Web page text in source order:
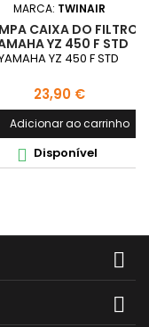
MARCA: TWINAIR
CAIXA DO FILTRO
YZ 450 F STD
YZ 450 F STD
Preço
23,90 €
Adicionar ao carrinho
 Disponível

